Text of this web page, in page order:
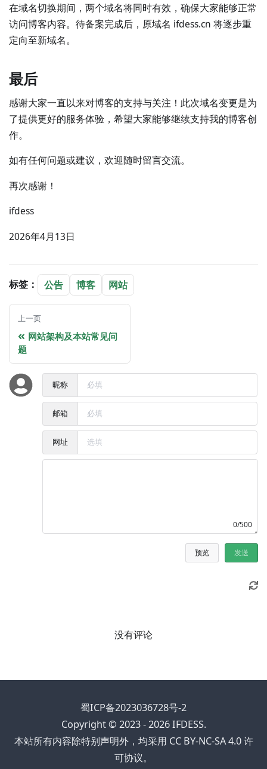
在域名切换期间，两个域名将同时有效，确保大家能够正常
访问博客内容。待备案完成后，原域名 ifdess.cn 将逐步重
定向至新域名。
最后
感谢大家一直以来对博客的支持与关注！此次域名变更是为
了提供更好的服务体验，希望大家能够继续支持我的博客创
作。
如有任何问题或建议，欢迎随时留言交流。
再次感谢！
ifdess
2026年4月13日
标签： 公告 博客 网站
上一页
网站架构及本站常见问
题
昵称
邮箱
网址
0/500
预览 发送
没有评论
蜀ICP备2023036728号-2
Copyright © 2023 - 2026 IFDESS.
本站所有内容除特别声明外，均采用 CC BY-NC-SA 4.0 许
可协议。
0 / 0